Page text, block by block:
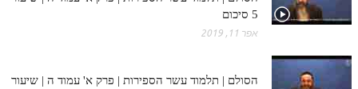
5 סיכום
אפר 11, 2019
הסולם | תלמוד עשר הספירות | פרק א' עמוד ה | שיעור